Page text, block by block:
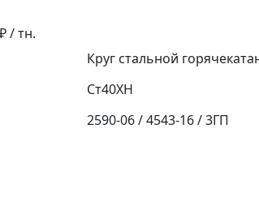
₽ / тн.
Круг стальной
Ст40ХН
2590-06 / 4543-16 / 3ГП